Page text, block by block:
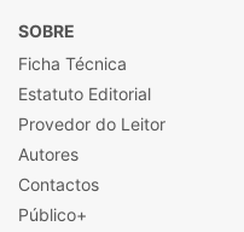
SOBRE
Ficha Técnica
Estatuto Editorial
Provedor do Leitor
Autores
Contactos
Público+